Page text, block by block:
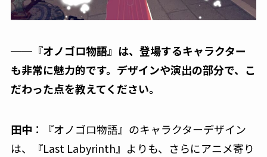
──『オノゴロ物語』は、登場するキャラクター
も非常に魅力的です。デザインや演出の部分で、こ
だわった点を教えてください。
田中 ：『オノゴロ物語』のキャラクターデザイン
は、『Last Labyrinth』よりも、さらにアニメ寄り